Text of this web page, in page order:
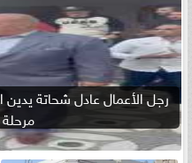
رجل الأعمال عادل شحاتة يدين